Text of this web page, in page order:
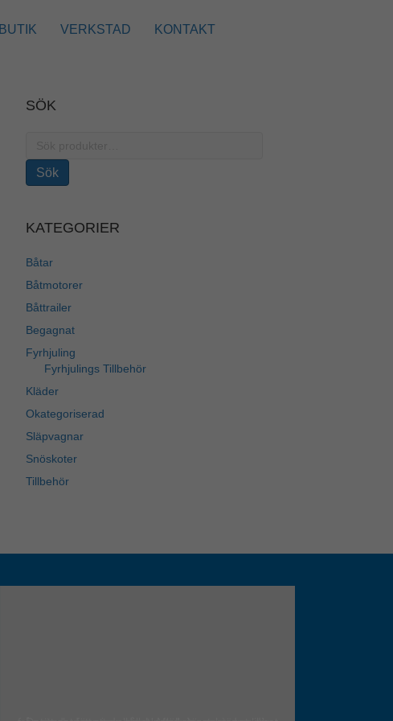
BUTIK VERKSTAD KONTAKT
SÖK
Sök
KATEGORIER
Båtar
Båtmotorer
Båttrailer
Begagnat
Fyrhjuling
Fyrhjulings Tillbehör
Kläder
Okategoriserad
Släpvagnar
Snöskoter
Tillbehör